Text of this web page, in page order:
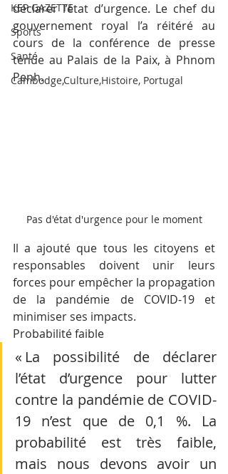
KEP GAZETTE
Sports
Santé
Cambodge,Culture,Histoire, Portugal
déclarer l’état d’urgence. Le chef du
gouvernement royal l’a réitéré au
cours de la conférence de presse
tenue au Palais de la Paix, à Phnom
Penh.
Pas d'état d'urgence pour le moment
Il a ajouté que tous les citoyens et
responsables doivent unir leurs
forces pour empêcher la propagation
de la pandémie de COVID-19 et
minimiser ses impacts.
Probabilité faible
« La possibilité de déclarer
l’état d’urgence pour lutter
contre la pandémie de COVID-
19 n’est que de 0,1 %. La
probabilité est très faible,
mais nous devons avoir un